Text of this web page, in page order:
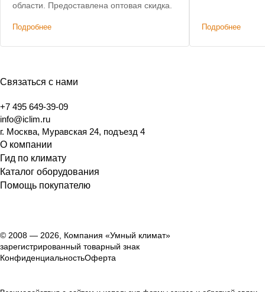
области. Предоставлена оптовая скидка.
Подробнее Подробнее
Связаться с нами
+7 495 649-39-09
info@iclim.ru
г. Москва, Муравская 24, подъезд 4
О компании
Гид по климату
Каталог оборудования
Помощь покупателю
© 2008 — 2026, Компания «Умный климат»
зарегистрированный товарный знак
КонфиденциальностьОферта